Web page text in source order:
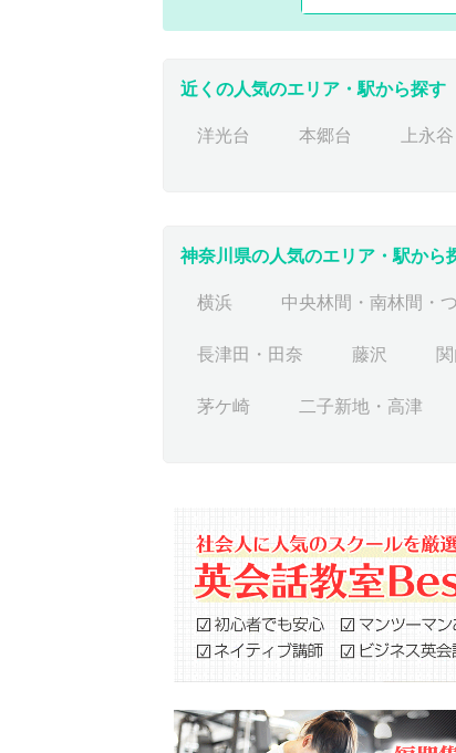
近くの人気のエリア・駅から探す
洋光台 本郷台 上永谷
神奈川県の人気のエリア・駅から
横浜 中央林間・南林間・
長津田・田奈 藤沢
茅ケ崎 二子新地・高津